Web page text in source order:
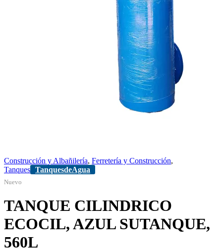
Construcción y Albañilería, Ferretería y Construcción,
Tanques TanquesdeAgua
Nuevo
TANQUE CILINDRICO
ECOCIL, AZUL SUTANQUE,
560L